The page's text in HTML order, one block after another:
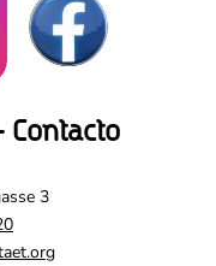
Contacto
3